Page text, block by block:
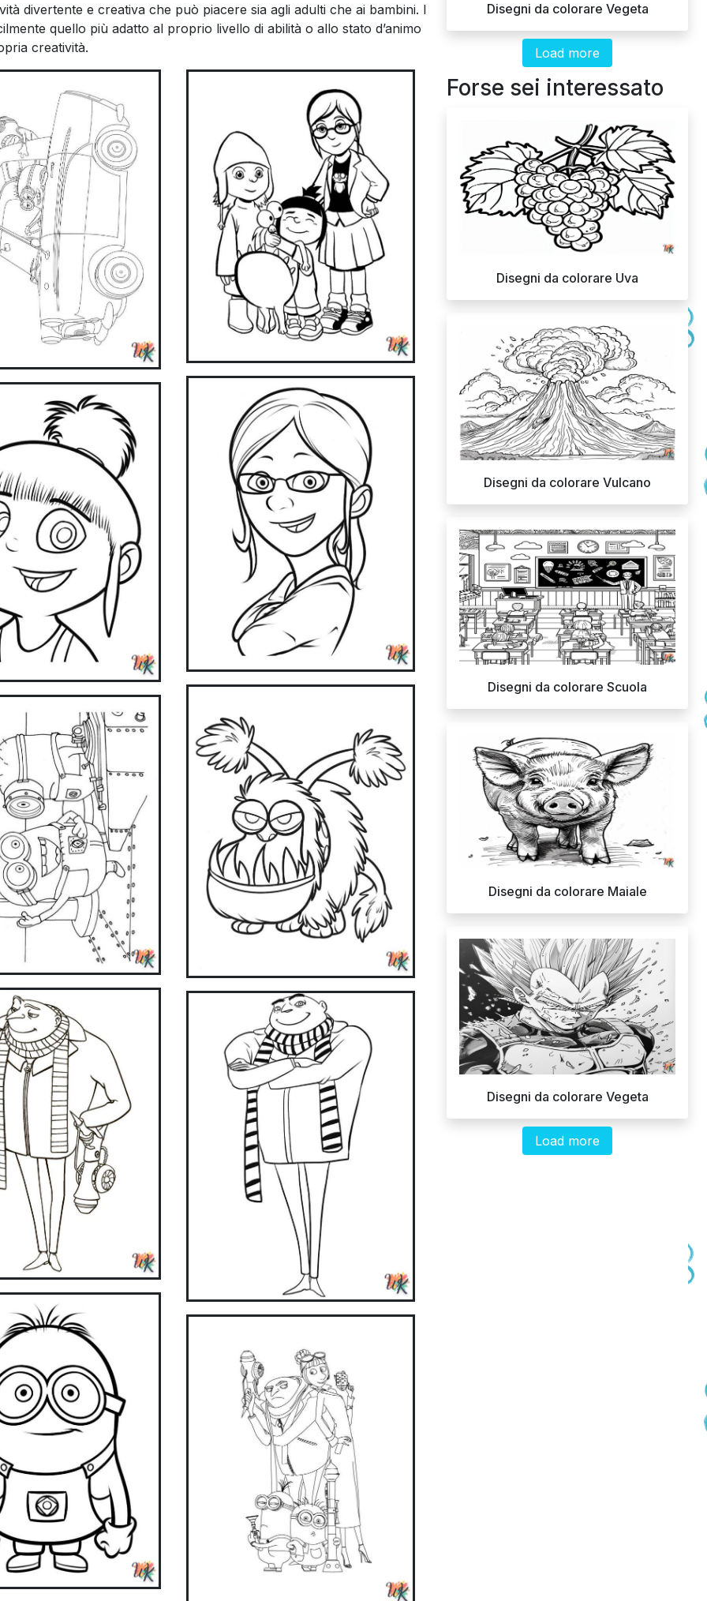
divertente e creativa che può piacere sia agli adulti che ai bambini. I
quello più adatto al proprio livello di abilità o allo stato d’animo
creatività.
Disegni da colorare Vegeta
Load more
Forse sei interessato
Disegni da colorare Uva
Disegni da colorare Vulcano
Disegni da colorare Scuola
Disegni da colorare Maiale
Disegni da colorare Vegeta
Load more
coloring easier and more fun with our app. Download
Get it on Google Play
Available on the App Store